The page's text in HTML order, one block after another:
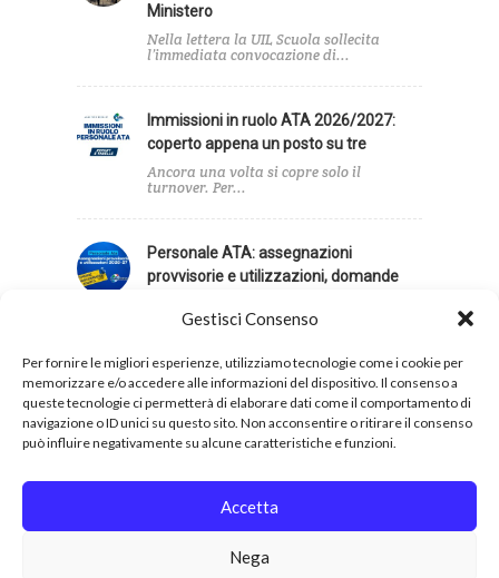
Gestisci Consenso
Per fornire le migliori esperienze, utilizziamo tecnologie come i cookie per
memorizzare e/o accedere alle informazioni del dispositivo. Il consenso a
queste tecnologie ci permetterà di elaborare dati come il comportamento di
navigazione o ID unici su questo sito. Non acconsentire o ritirare il consenso
può influire negativamente su alcune caratteristiche e funzioni.
Accetta
Nega
Ministero
Nella lettera la UIL Scuola sollecita
l’immediata convocazione di...
Immissioni in ruolo ATA 2026/2027:
coperto appena un posto su tre
Ancora una volta si copre solo il
turnover. Per...
Personale ATA: assegnazioni
provvisorie e utilizzazioni, domande
All'interno della nostra piattaforma
Cookies